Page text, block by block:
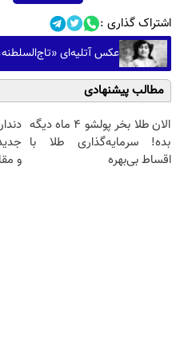
اشتراک گذاری :
عکس آتلیه‌ای
مطالب پیشنهادی
الان طلا بخر پولشو 4 ماه دیگه
بده! سرمایه‌گذاری طلا با
اقساط بی‌بهره
و